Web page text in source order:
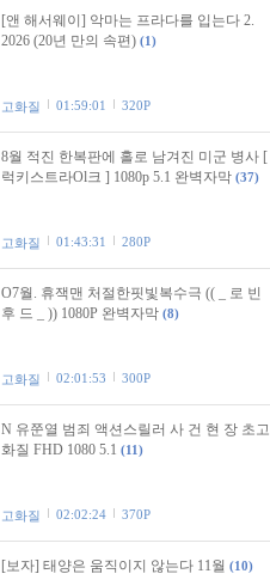
[앤 해서웨이] 악마는 프라다를 입는다 2.
2026 (20년 만의 속편) (1)
고화질 01:59:01 320P
8월 적진 한복판에 홀로 남겨진 미군 병사 [
럭키스트라Ol크 ] 1080p 5.1 완벽자막 (37)
고화질 01:43:31 280P
O7월. 휴잭맨 처절한핏빛복수극 (( _ 로 빈
후 드 _ )) 1080P 완벽자막 (8)
고화질 02:01:53 300P
N 유쭌열 범죄 액션스릴러 사 건 현 장 초고
화질 FHD 1080 5.1 (11)
고화질 02:02:24 370P
[보자] 태양은 움직이지 않는다 11월 (10)